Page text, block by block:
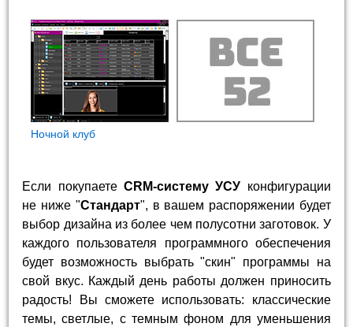
Ночной клуб
Если покупаете CRM-систему УСУ конфигурации
не ниже "Стандарт", в вашем распоряжении будет
выбор дизайна из более чем полусотни заготовок. У
каждого пользователя программного обеспечения
будет возможность выбрать "скин" программы на
свой вкус. Каждый день работы должен приносить
радость! Вы сможете использовать: классические
темы, светлые, с темным фоном для уменьшения